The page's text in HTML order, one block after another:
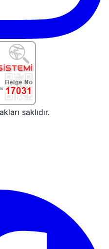
saklıdır.